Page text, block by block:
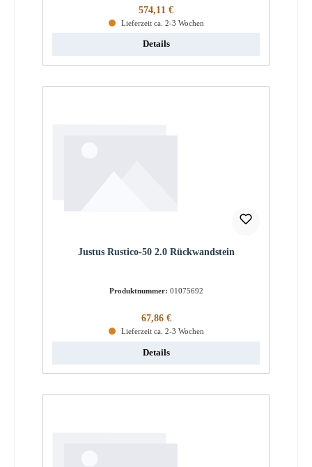
Regulärer Preis:
574,11 €
Lieferzeit ca. 2-3 Wochen
Details
Justus Rustico-50 2.0 Rückwandstein
Produktnummer: 01075692
Regulärer Preis:
67,86 €
Lieferzeit ca. 2-3 Wochen
Details